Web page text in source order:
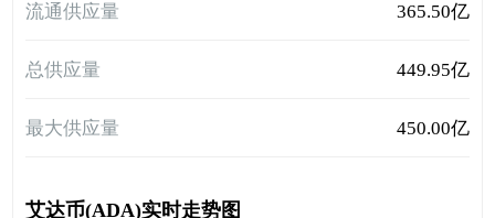
流通供应量 365.50亿
总供应量 449.95亿
最大供应量 450.00亿
艾达币(ADA)实时走势图